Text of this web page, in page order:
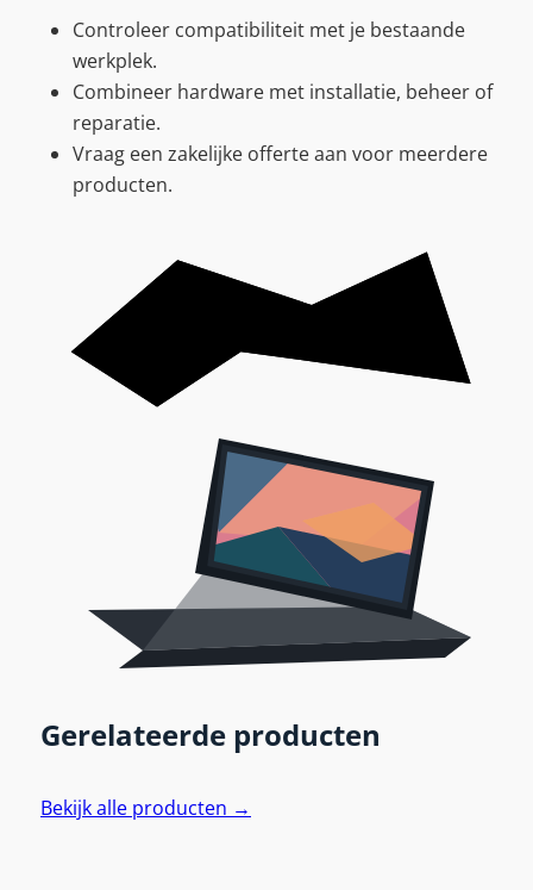
Controleer compatibiliteit met je bestaande
werkplek.
Combineer hardware met installatie, beheer of
reparatie.
Vraag een zakelijke offerte aan voor meerdere
producten.
Gerelateerde producten
Bekijk alle producten →